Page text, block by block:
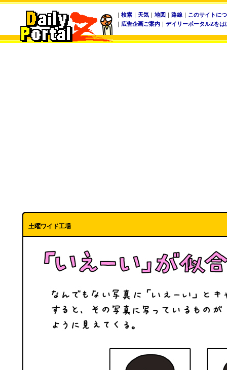
｜ 検索 ｜ 天気 ｜ 地図 ｜ 路線 ｜ このサイトに
｜ 広告企画ご案内 ｜ デイリーポータルZをは
土曜ワイド工場